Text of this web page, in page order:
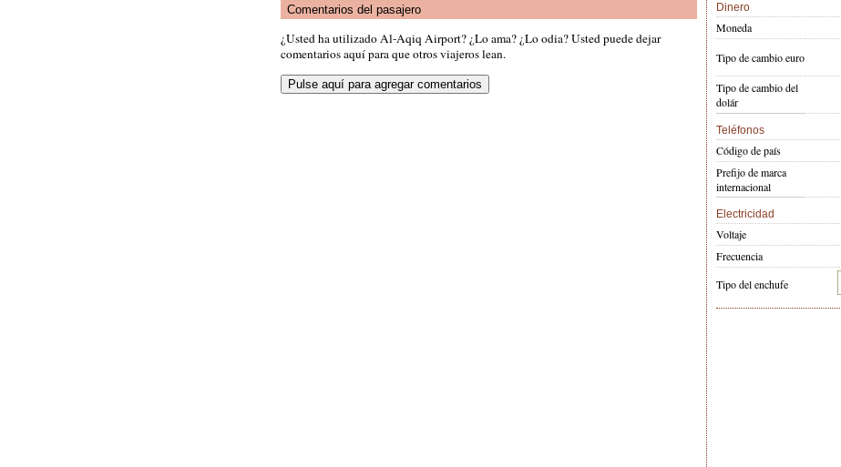
Comentarios del pasajero
¿Usted ha utilizado Al-Aqiq Airport? ¿Lo ama? ¿Lo odia? Usted puede dejar
comentarios aquí para que otros viajeros lean.
Dinero
Moneda
Tipo de cambio euro
Tipo de cambio del
dolár
Teléfonos
Código de país
Prefijo de marca
internacional
Electricidad
Voltaje
Frecuencia
Tipo del enchufe